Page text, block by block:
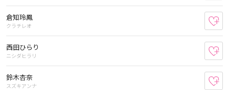
倉知玲鳳
クラチレオ
西田ひらり
ニシダヒラリ
鈴木杏奈
スズキアンナ